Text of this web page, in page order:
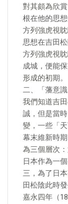
對其頗為欣
根在他的思
方列強虎視
思想在吉田
方列強虎視
成城，便能
形成的初期。
二、「藩意識
我們知道吉
誠，但是當
變，一些「
幕末維新時
為三個層次
日本作為一
三，為了日
田松陰此時
嘉永四年（